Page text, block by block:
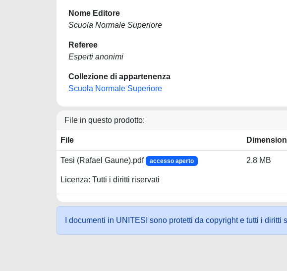
Nome Editore
Scuola Normale Superiore
Referee
Esperti anonimi
Collezione di appartenenza
Scuola Normale Superiore
File in questo prodotto:
File
Tesi (Rafael Gaune).pdf accesso aperto
Licenza: Tutti i diritti riservati
2.8 MB
I documenti in UNITESI sono protetti da copyright e tutti i